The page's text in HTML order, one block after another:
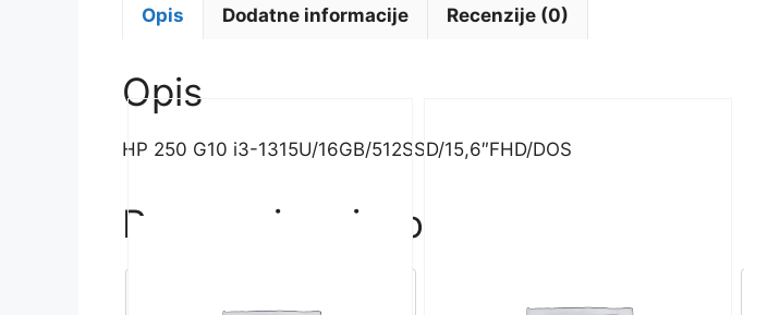
Opis Dodatne informacije Recenzije (0)
Opis
HP 250 G10 i3-1315U/16GB/512SSD/15,6″FHD/DOS
Povezani proizvodi